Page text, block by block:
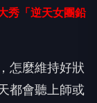
秀「逆天女團鉛
怎麼維持好狀
都會聽上師或